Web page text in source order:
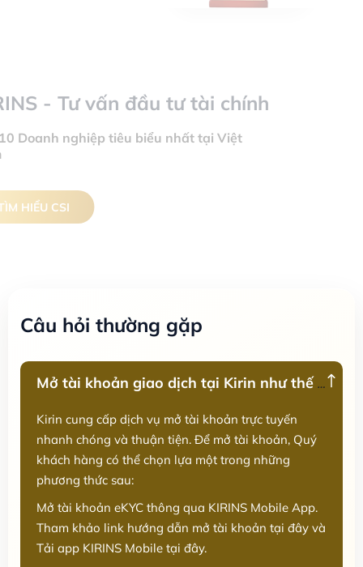
- Tư vấn đầu tư tài chính
Doanh nghiệp tiêu biểu nhất tại Việt
HIỂU CSI
Câu hỏi thường gặp
Mở tài khoản giao dịch tại Kirin như thế nào?
Kirin cung cấp dịch vụ mở tài khoản trực tuyến
nhanh chóng và thuận tiện. Để mở tài khoản, Quý
khách hàng có thể chọn lựa một trong những
phương thức sau:
Mở tài khoản eKYC thông qua KIRINS Mobile App.
Tham khảo link hướng dẫn mở tài khoản tại đây và
Tải app KIRINS Mobile tại đây.